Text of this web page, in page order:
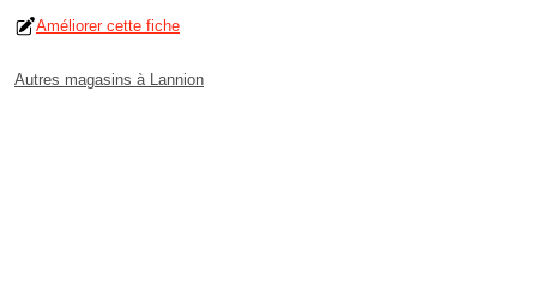
Améliorer cette fiche
Autres magasins à Lannion